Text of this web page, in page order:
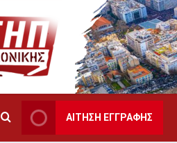
ΑΙΤΗΣΗ ΕΓΓΡΑΦΗΣ